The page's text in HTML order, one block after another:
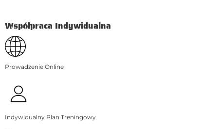
Współpraca Indywidualna
Prowadzenie Online
Indywidualny Plan Treningowy